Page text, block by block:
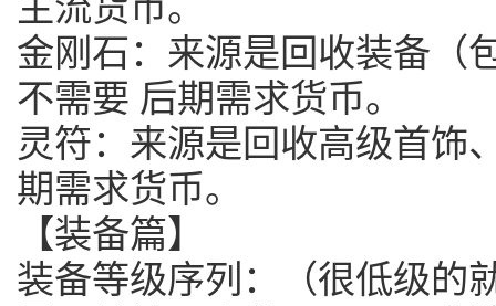
金刚石：来源是回收装备（
不需要 后期需求货币。
灵符：来源是回收高级首饰
期需求货币。
【装备篇】
装备等级序列：（很低级的